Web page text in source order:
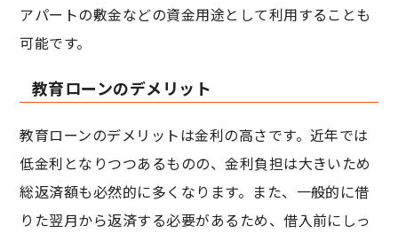
アパートの敷金などの資金用途として利用することも
可能です。
教育ローンのデメリット
教育ローンのデメリットは金利の高さです。近年では
低金利となりつつあるものの、金利負担は大きいため
総返済額も必然的に多くなります。また、一般的に借
りた翌月から返済する必要があるため、借入前にしっ